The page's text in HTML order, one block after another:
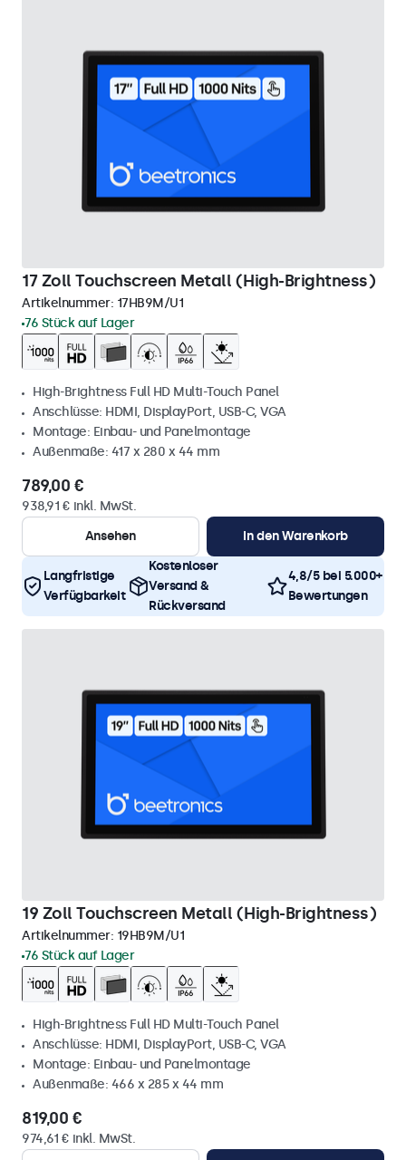
17 Zoll Touchscreen Metall (High-Brightness)
Artikelnummer: 17HB9M/U1
76 Stück auf Lager
High-Brightness Full HD Multi-Touch Panel
Anschlüsse: HDMI, DisplayPort, USB-C, VGA
Montage: Einbau- und Panelmontage
Außenmaße: 417 x 280 x 44 mm
789,00 €
938,91 € inkl. MwSt.
Ansehen
In den Warenkorb
Langfristige
Verfügbarkeit
Kostenloser
Versand &
Rückversand
4,8/5 bei 5.000+
Bewertungen
19 Zoll Touchscreen Metall (High-Brightness)
Artikelnummer: 19HB9M/U1
76 Stück auf Lager
High-Brightness Full HD Multi-Touch Panel
Anschlüsse: HDMI, DisplayPort, USB-C, VGA
Montage: Einbau- und Panelmontage
Außenmaße: 466 x 285 x 44 mm
819,00 €
974,61 € inkl. MwSt.